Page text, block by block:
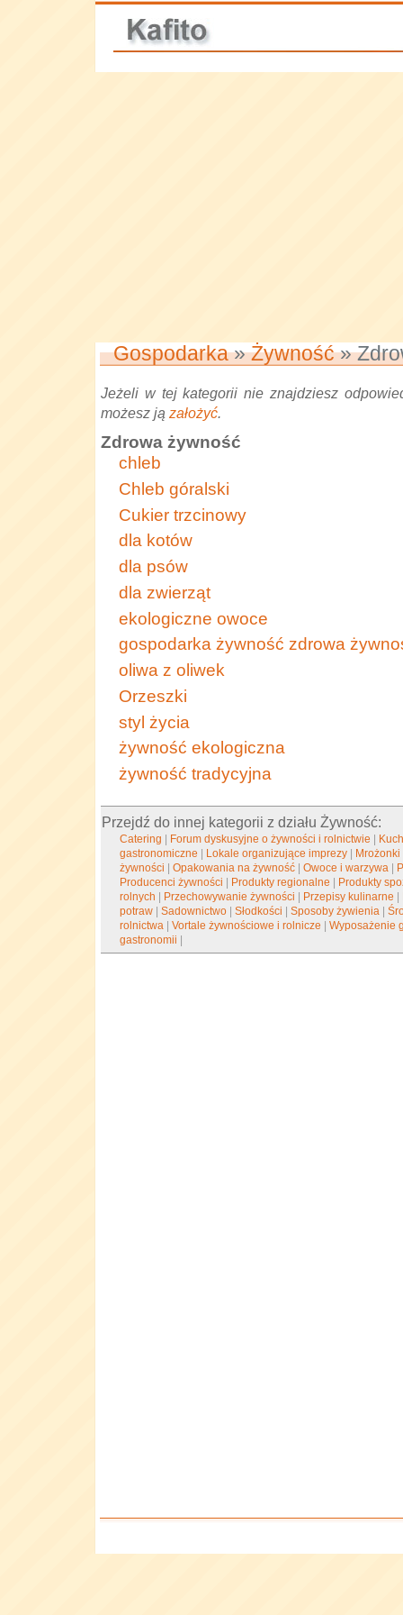
Gospodarka»Żywność»
Jeżeli w tej kategorii nie znajdziesz
możesz ją założyć.
Zdrowa żywność
chleb
Chleb góralski
Cukier trzcinowy
dla kotów
dla psów
dla zwierząt
ekologiczne owoce
gospodarka żywność zdrowa
oliwa z oliwek
Orzeszki
styl życia
żywność ekologiczna
żywność tradycyjna
Przejdź do innej kategorii z działu Żywność:
Catering Forum dyskusyjne o żywności i rolnictwie
gastronomiczne
Lokale organizujące imprezy Mrożonki
żywności |Opakowania na żywność |Owoce i warzywa
Producenci żywności
Produkty regionalne
Produkty
rolnych
Przechowywanie żywności Przepisy kulinarne
potraw |Sadownictwo |Słodkości |Sposoby żywienia |
rolnictwa |Vortale żywnościowe i rolnicze |Wyposażenie
gastronomii